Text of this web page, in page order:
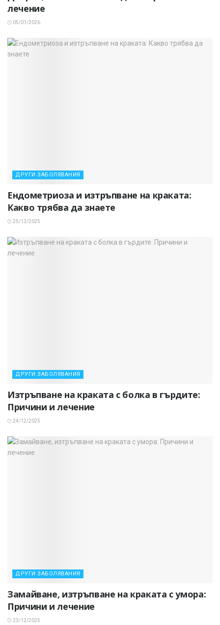
лечение
05/01/2026
ДРУГИ ЗАБОЛЯВАНИЯ
Ендометриоза и изтръпване на краката:
Какво трябва да знаете
25/12/2025
ДРУГИ ЗАБОЛЯВАНИЯ
Изтръпване на краката с болка в гърдите:
Причини и лечение
24/12/2025
ДРУГИ ЗАБОЛЯВАНИЯ
Замайване, изтръпване на краката с умора:
Причини и лечение
23/12/2025